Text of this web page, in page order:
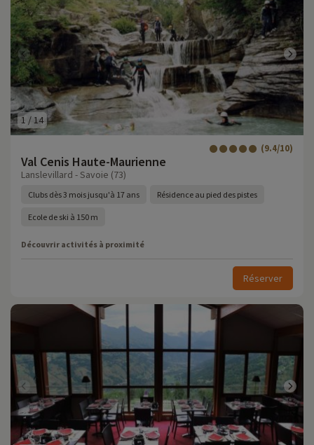
1 /14
Val Cenis Haute-Maurienne
(9.4/10)
Lanslevillard - Savoie (73)
Clubs dès 3 mois jusqu'à 17 ans Résidence au pied des pistes
Ecole de ski à 150 m
Découvrir activités à proximité
Réserver